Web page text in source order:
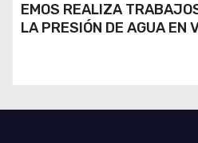
EMOS REALIZA
LA PRESIÓN DE AGUA EN